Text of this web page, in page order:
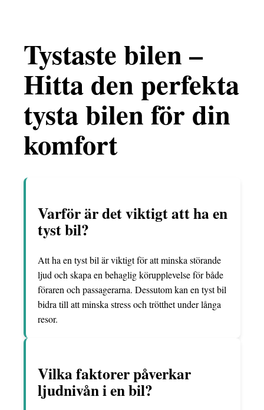
Tystaste bilen –
Hitta den perfekta
tysta bilen för din
komfort
Varför är det viktigt att ha en
tyst bil?
Att ha en tyst bil är viktigt för att minska störande
ljud och skapa en behaglig körupplevelse för både
föraren och passagerarna. Dessutom kan en tyst bil
bidra till att minska stress och trötthet under långa
resor.
Vilka faktorer påverkar
ljudnivån i en bil?